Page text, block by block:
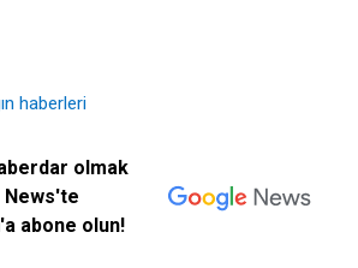
haberleri
olmak
News'te
abone olun!